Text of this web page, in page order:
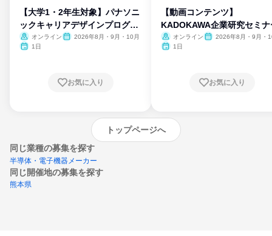
【大学1・2年生対象】パナソニ
ックキャリアデザインプログラ
ム
オンライン
2026年8月・9月・10月
1日
お気に入り
【動画コンテンツ】
KADOKAWA企業研究セミナ
オンライン
2026年8月・9月・
1日
お気に入り
トップページへ
同じ業種の募集を探す
半導体・電子機器メーカー
同じ開催地の募集を探す
熊本県